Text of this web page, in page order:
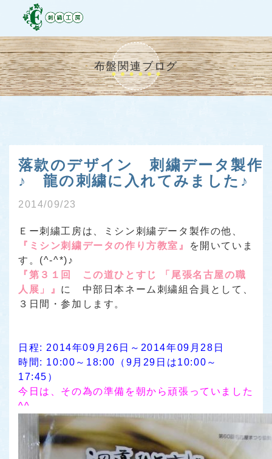
布盤関連ブログ
落款のデザイン 刺繍データ製作
♪ 龍の刺繍に入れてみました♪
2014/09/23
Ｅー刺繍工房は、ミシン刺繍データ製作の他、
『ミシン刺繍データの作り方教室』
を開いていま
す。(^-^*)♪
『第３１回 この道ひとすじ 「尾張名古屋の職
人展」』 に 中部日本ネーム刺繍組合員として、
３日間・参加します。
日程: 2014年09月26日～2014年09月28日
時間: 10:00～18:00（9月29日は10:00～
17:45）
今日は、その為の準備を朝から頑張っていました
^^